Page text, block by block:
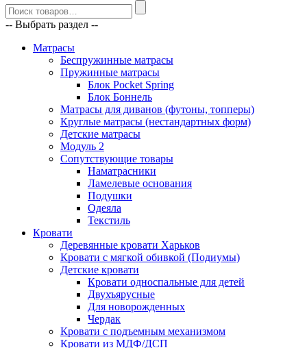
-- Выбрать раздел --
Матрасы
Беспружинные матрасы
Пружинные матрасы
Блок Pocket Spring
Блок Боннель
Матрасы для диванов (футоны, топперы)
Круглые матрасы (нестандартных форм)
Детские матрасы
Модуль 2
Сопутствующие товары
Наматрасники
Ламелевые основания
Подушки
Одеяла
Текстиль
Кровати
Деревянные кровати Харьков
Кровати с мягкой обивкой (Подиумы)
Детские кровати
Кровати односпальные для детей
Двухъярусные
Для новорожденных
Чердак
Кровати с подъемным механизмом
Кровати из МДФ/ДСП